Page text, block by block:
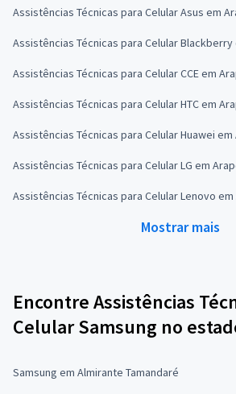
Assistências Técnicas para Celular Asus em
Assistências Técnicas para Celular
Assistências Técnicas para Celular CCE em
Assistências Técnicas para Celular HTC em
Assistências Técnicas para Celular Huawei
Assistências Técnicas para Celular LG em
Assistências Técnicas para Celular Lenovo
Mostrar mais
Encontre Assistências
Celular Samsung no
Samsung em Almirante Tamandaré